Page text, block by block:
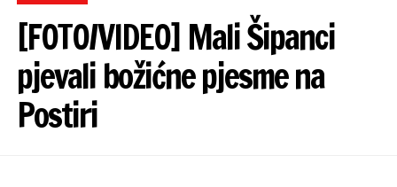
[FOTO/VIDEO] Mali Šipanci
pjevali božićne pjesme na
Postiri